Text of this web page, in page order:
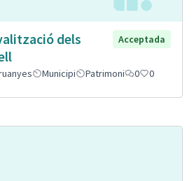
dels
Acceptada
Municipi Patrimoni 0 0